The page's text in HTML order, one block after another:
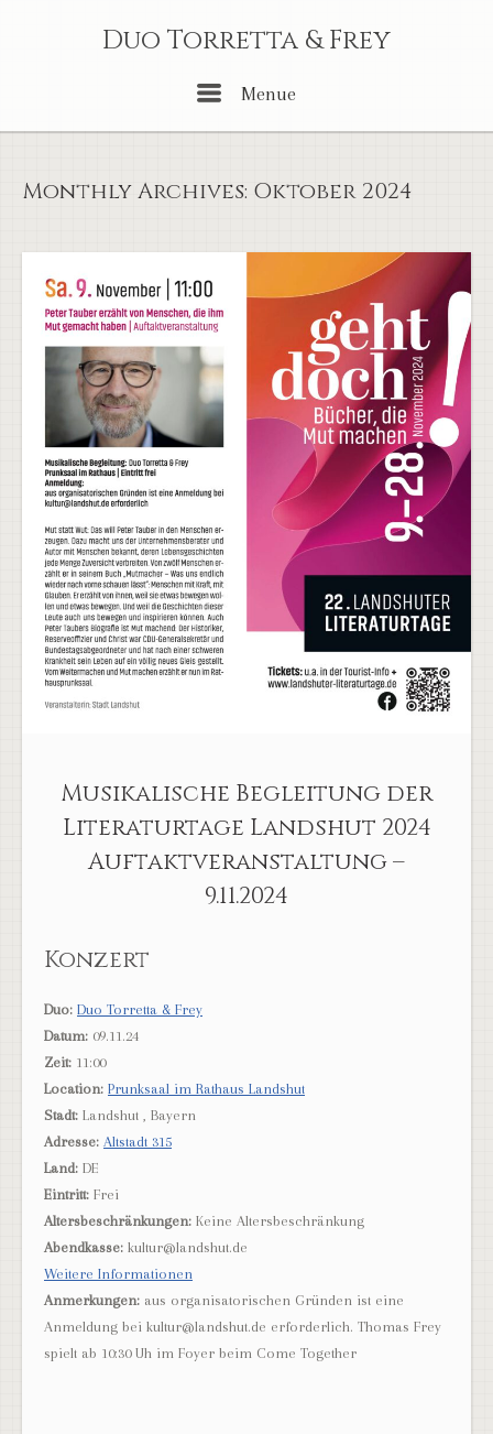
Duo Torretta & Frey
Menue
Monthly Archives: Oktober 2024
Musikalische Begleitung der
Literaturtage Landshut 2024
Auftaktveranstaltung –
9.11.2024
Konzert
Duo: Duo Torretta & Frey
Datum: 09.11.24
Zeit: 11:00
Location: Prunksaal im Rathaus Landshut
Stadt: Landshut , Bayern
Adresse: Altstadt 315
Land: DE
Eintritt: Frei
Altersbeschränkungen: Keine Altersbeschränkung
Abendkasse: kultur@landshut.de
Weitere Informationen
Anmerkungen: aus organisatorischen Gründen ist eine
Anmeldung bei kultur@landshut.de erforderlich. Thomas Frey
spielt ab 10:30 Uh im Foyer beim Come Together